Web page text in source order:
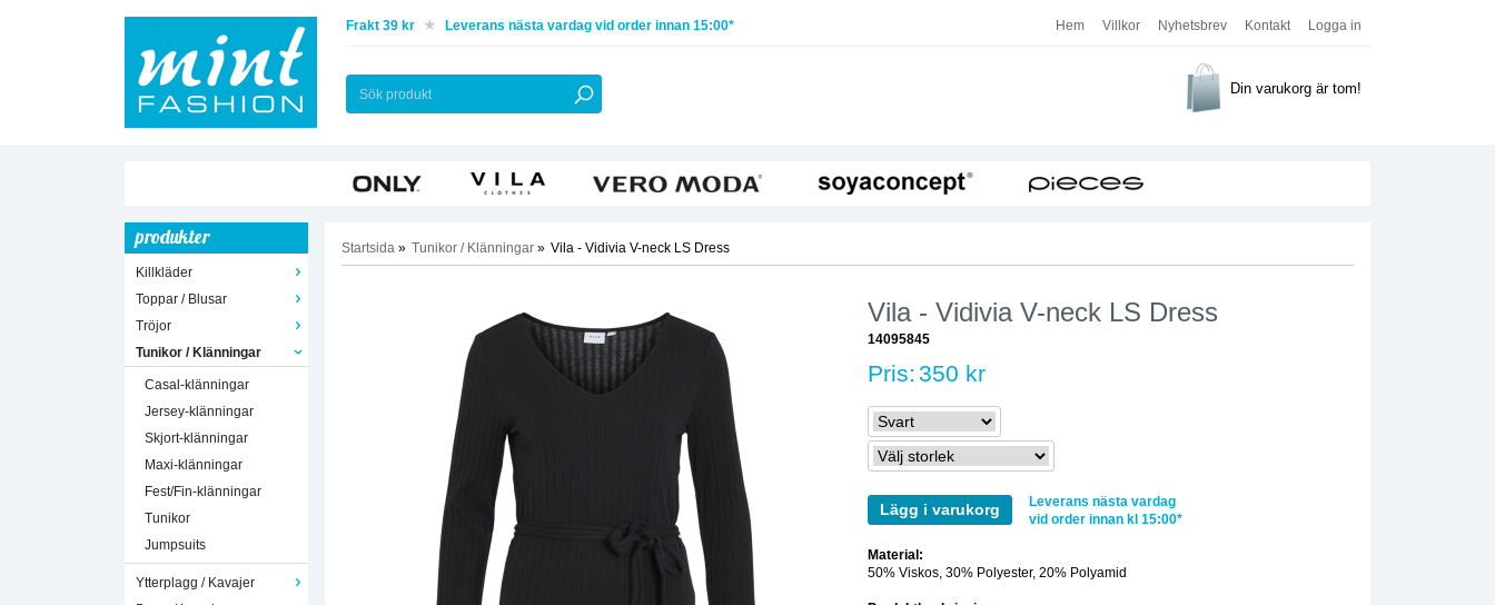
Hem Villkor Nyhetsbrev Kontakt Logga in
Frakt 39 kr Leverans nästa vardag vid order innan 15:00*
Din varukorg är tom!
produkter
Killkläder
Toppar / Blusar
Tröjor
Tunikor / Klänningar
Casal-klänningar
Jersey-klänningar
Skjort-klänningar
Maxi-klänningar
Fest/Fin-klänningar
Tunikor
Jumpsuits
Ytterplagg / Kavajer
Startsida » Tunikor / Klänningar » Vila - Vidivia V-neck LS Dress
Vila - Vidivia V-neck LS Dress
14095845
Pris: 350 kr
Lägg i varukorg
Leverans nästa vardag
vid order innan kl 15:00*
Material:
50% Viskos, 30% Polyester, 20% Polyamid